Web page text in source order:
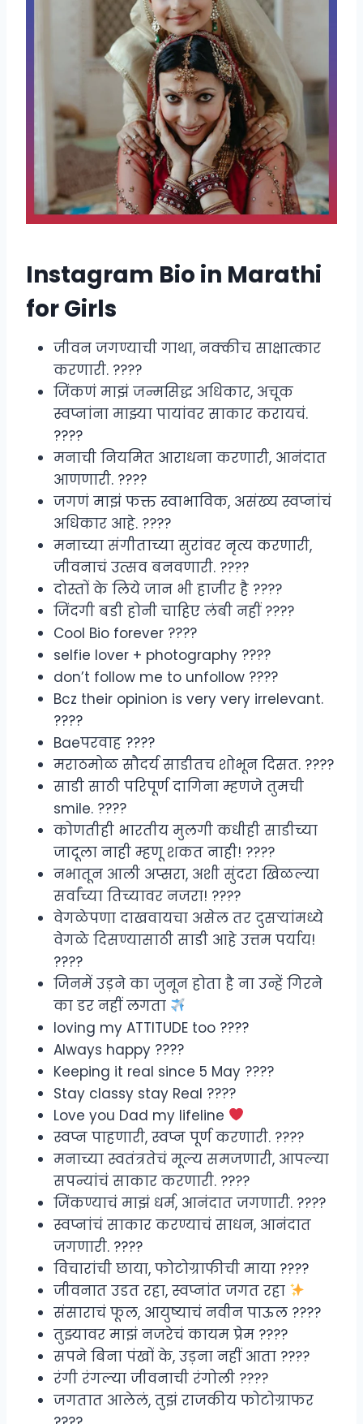
Instagram Bio in Marathi
for Girls
जीवन जगण्याची गाथा, नक्कीच साक्षात्कार
करणारी. ????
जिंकणं माझं जन्मसिद्ध अधिकार, अचूक
स्वप्नांना माझ्या पायांवर साकार करायचं.
????
मनाची नियमित आराधना करणारी, आनंदात
आणणारी. ????
जगणं माझं फक्त स्वाभाविक, असंख्य स्वप्नांचं
अधिकार आहे. ????
मनाच्या संगीताच्या सुरांवर नृत्य करणारी,
जीवनाचं उत्सव बनवणारी. ????
दोस्तों के लिये जान भी हाजीर है ????
जिंदगी बडी होनी चाहिए लंबी नहीं ????
Cool Bio forever ????
selfie lover + photography ????
don’t follow me to unfollow ????
Bcz their opinion is very very irrelevant.
????
Baeपरवाह ????
मराठमोळ सौदर्य साडीतच शोभून दिसत. ????
साडी साठी परिपूर्ण दागिना म्हणजे तुमची
smile. ????
कोणतीही भारतीय मुलगी कधीही साडीच्या
जादूला नाही म्हणू शकत नाही! ????
नभातून आली अप्सरा, अशी सुंदरा खिळल्या
सर्वांच्या तिच्यावर नजरा! ????
वेगळेपणा दाखवायचा असेल तर दुसऱ्यांमध्ये
वेगळे दिसण्यासाठी साडी आहे उत्तम पर्याय!
????
जिनमें उड़ने का जुनून होता है ना उन्हें गिरने
का डर नहीं लगता
loving my ATTITUDE too ????
Always happy ????
Keeping it real since 5 May ????
Stay classy stay Real ????
Love you Dad my lifeline
स्वप्न पाहणारी, स्वप्न पूर्ण करणारी. ????
मनाच्या स्वतंत्रतेचं मूल्य समजणारी, आपल्या
सपन्यांचं साकार करणारी. ????
जिंकण्याचं माझं धर्म, आनंदात जगणारी. ????
स्वप्नांचं साकार करण्याचं साधन, आनंदात
जगणारी. ????
विचारांची छाया, फोटोग्राफीची माया ????
जीवनात उडत रहा, स्वप्नांत जगत रहा
संसाराचं फूल, आयुष्याचं नवीन पाऊल ????
तुझ्यावर माझं नजरेचं कायम प्रेम ????
सपने बिना पंखों के, उड़ना नहीं आता ????
रंगी रंगल्या जीवनाची रंगोली ????
जगतात आलेलं, तुझं राजकीय फोटोग्राफर